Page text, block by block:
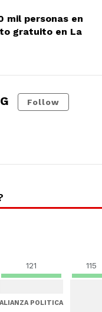
mil personas en
gratuito en La
Follow
121
ALIANZA POLITICA
115